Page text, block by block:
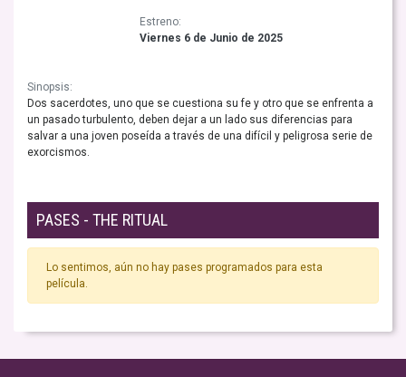
Estreno:
Viernes 6 de Junio de 2025
Sinopsis:
Dos sacerdotes, uno que se cuestiona su fe y otro que se enfrenta a
un pasado turbulento, deben dejar a un lado sus diferencias para
salvar a una joven poseída a través de una difícil y peligrosa serie de
exorcismos.
PASES - THE RITUAL
Lo sentimos, aún no hay pases programados para esta
película.